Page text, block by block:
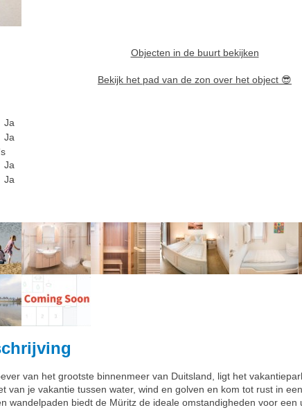
Ja
Ja
Ja
Ja
Objecten in de buurt bekijken
Bekijk het pad van de zon over het object 😎
van het grootste binnenmeer van Duitsland, ligt het
je vakantie tussen water, wind en golven en kom tot rust in
wandelpaden biedt de Müritz de ideale omstandigheden voor een